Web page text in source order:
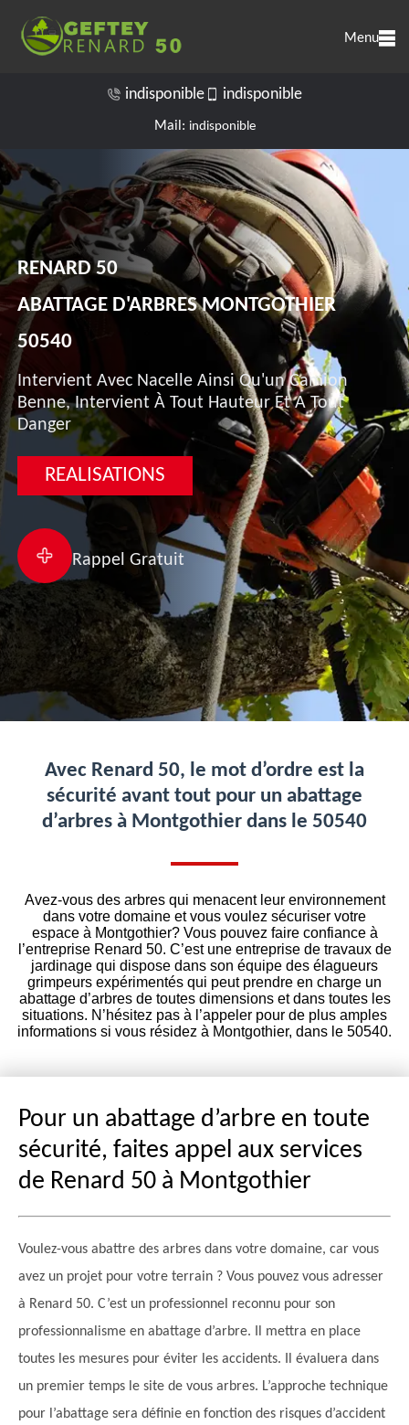
Menu
indisponible indisponible
Mail: indisponible
RENARD 50
ABATTAGE D'ARBRES MONTGOTHIER
50540
Intervient Avec Nacelle Ainsi Qu'un Camion
Benne, Intervient À Tout Hauteur Et A Tout
Danger
REALISATIONS
Rappel Gratuit
Avec Renard 50, le mot d’ordre est la
sécurité avant tout pour un abattage
d’arbres à Montgothier dans le 50540
Avez-vous des arbres qui menacent leur environnement
dans votre domaine et vous voulez sécuriser votre
espace à Montgothier? Vous pouvez faire confiance à
l’entreprise Renard 50. C’est une entreprise de travaux de
jardinage qui dispose dans son équipe des élagueurs
grimpeurs expérimentés qui peut prendre en charge un
abattage d’arbres de toutes dimensions et dans toutes les
situations. N’hésitez pas à l’appeler pour de plus amples
informations si vous résidez à Montgothier, dans le 50540.
Pour un abattage d’arbre en toute
sécurité, faites appel aux services
de Renard 50 à Montgothier
Voulez-vous abattre des arbres dans votre domaine, car vous
avez un projet pour votre terrain ? Vous pouvez vous adresser
à Renard 50. C’est un professionnel reconnu pour son
professionnalisme en abattage d’arbre. Il mettra en place
toutes les mesures pour éviter les accidents. Il évaluera dans
un premier temps le site de vous arbres. L’approche technique
pour l’abattage sera définie en fonction des risques d’accident